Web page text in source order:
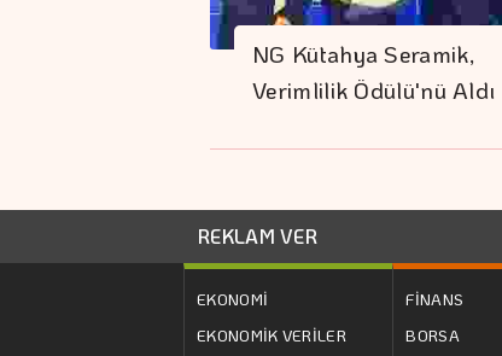
NG Kütahya Seramik,
Verimlilik Ödülü'nü Aldı
REKLAM VER
EKONOMİ
EKONOMİK VERİLER
FİNANS
BORSA